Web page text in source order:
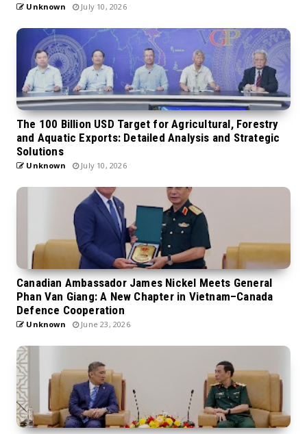
Unknown July 10, 2026
The 100 Billion USD Target for Agricultural, Forestry
and Aquatic Exports: Detailed Analysis and Strategic
Solutions
Unknown July 10, 2026
Canadian Ambassador James Nickel Meets General
Phan Van Giang: A New Chapter in Vietnam–Canada
Defence Cooperation
Unknown June 23, 2026